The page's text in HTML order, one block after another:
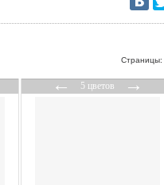
Страницы:
←5 цветов→